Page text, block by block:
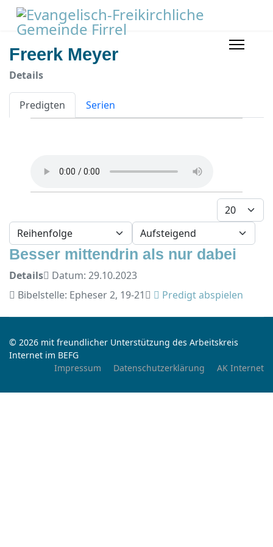
Freerk Meyer
Details
Predigten Serien
Anzeige #
- Sortierung wählen -
- Richtung wählen -
Besser mittendrin als nur dabei
Details
Datum: 29.10.2023
Bibelstelle: Epheser 2, 19-21
Predigt abspielen
© 2026 mit freundlicher Unterstützung des Arbeitskreis
Internet im BEFG
Impressum
Datenschutzerklärung AK Internet